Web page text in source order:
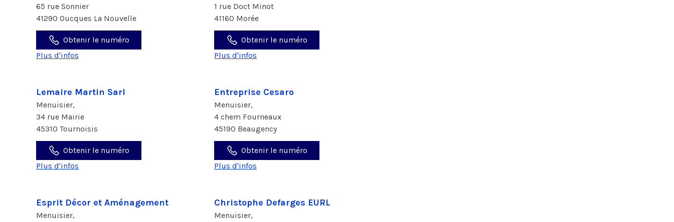
65 rue Sonnier
41290 Oucques La Nouvelle
Obtenir le numéro
Plus d'infos
1 rue Doct Minot
41160 Morée
Obtenir le numéro
Plus d'infos
Lemaire Martin Sarl
Menuisier,
34 rue Mairie
45310 Tournoisis
Obtenir le numéro
Plus d'infos
Entreprise Cesaro
Menuisier,
4 chem Fourneaux
45190 Beaugency
Obtenir le numéro
Plus d'infos
Esprit Décor et Aménagement
Menuisier,
Christophe Defarges EURL
Menuisier,